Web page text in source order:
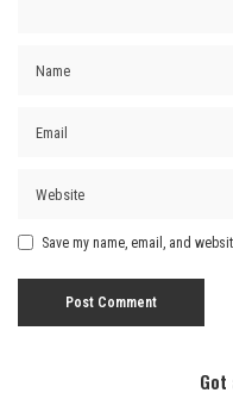
Save my name, email, and
Got